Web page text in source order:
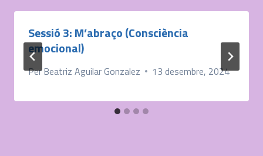
Sessió 3: M’abraço (Consciència
emocional)
PerBeatriz Aguilar Gonzalez 13 desembre, 2024